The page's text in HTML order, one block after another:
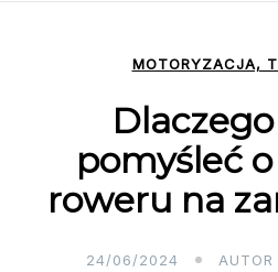
MOTORYZACJA,
pomyśleć
roweru na
24/06/2024 AUTOR